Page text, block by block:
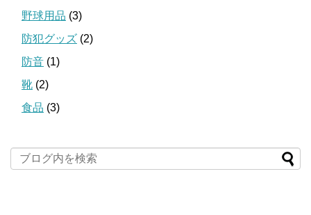
野球用品 (3)
防犯グッズ (2)
防音 (1)
靴 (2)
食品 (3)